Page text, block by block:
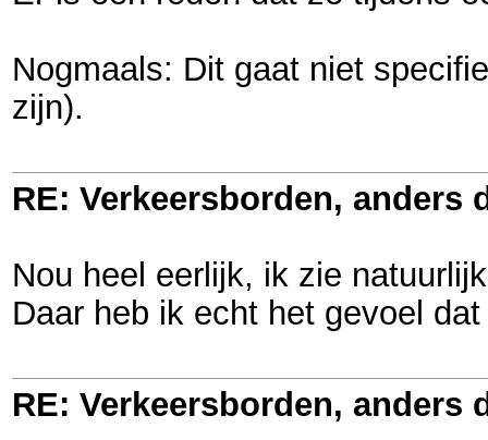
Nogmaals: Dit gaat niet
zijn).
RE: Verkeersborden, anders
Nou heel eerlijk, ik zie
Daar heb ik echt het gevoel
RE: Verkeersborden, anders